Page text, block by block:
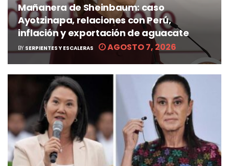
Mañanera de Sheinbaum: caso
Ayotzinapa, relaciones con Perú,
inflación y exportación de aguacate
BY SERPIENTES Y ESCALERAS AGOSTO 7, 2026